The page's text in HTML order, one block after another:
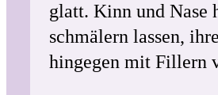
glatt. Kinn und Nase
schmälern lassen,
hingegen mit Fillern